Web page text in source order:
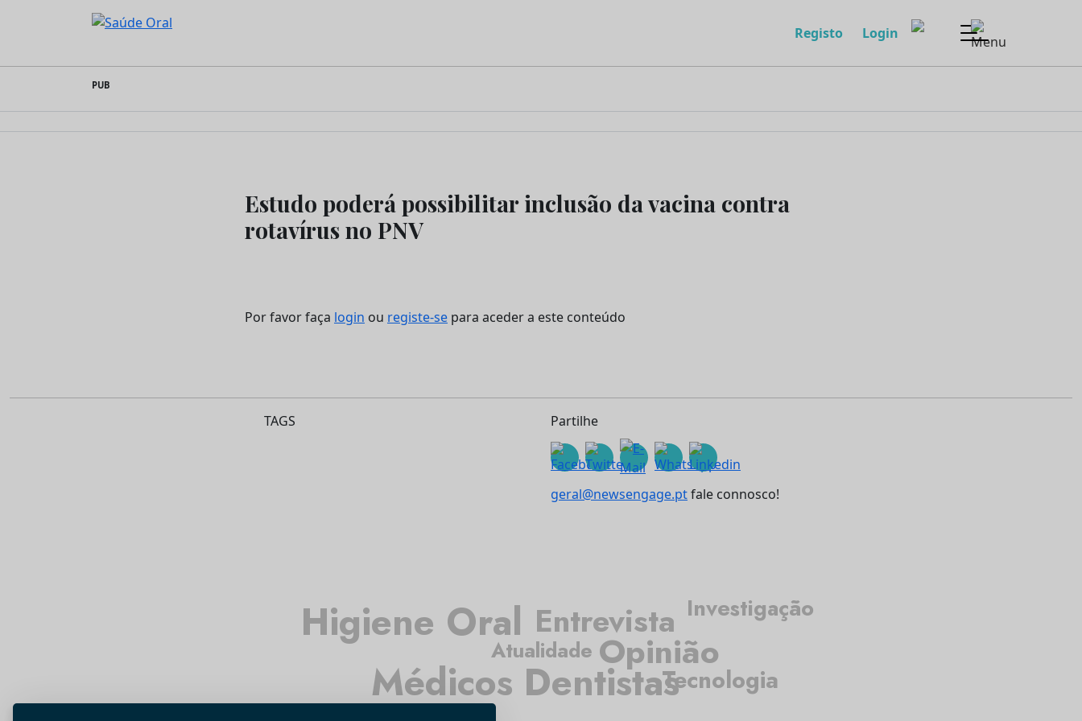
content
Saúde Oral Registo Login
PUB
Estudo poderá possibilitar inclusão da vacina contra
rotavírus no PNV
Por favor faça login ou registe-se para aceder a este conteúdo
TAGS Partilhe
geral@newsengage.ptfale connosco!
Atualidade
Médicos Dentistas
Higiene Oral Entrevista
Opinião
Tecnologia
Investigação